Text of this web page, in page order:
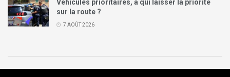
Véhicules prioritaires, à qui laisser la priorité
sur la route ?
7 AOÛT 2026